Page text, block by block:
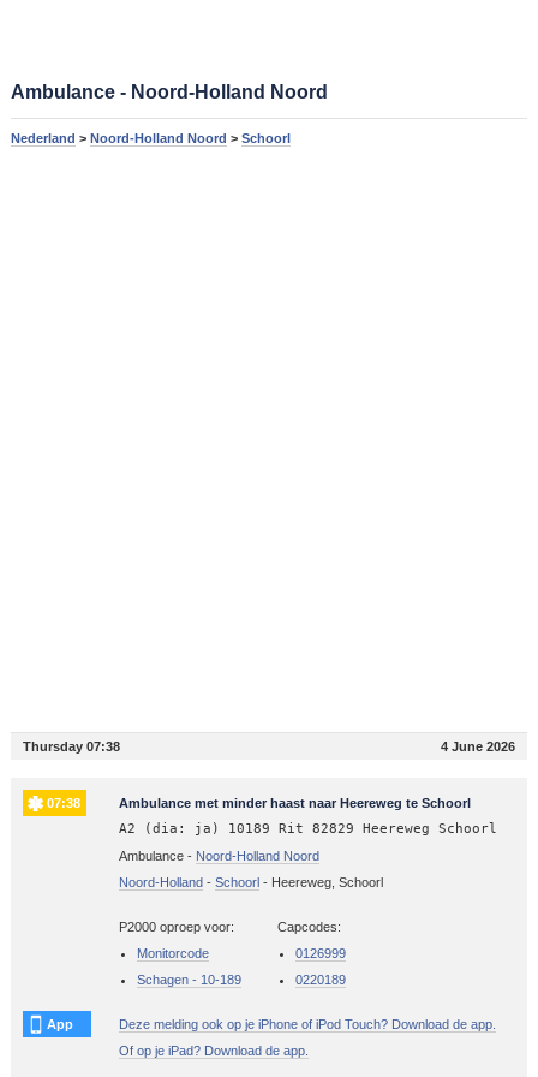
Ambulance - Noord-Holland Noord
Nederland > Noord-Holland Noord > Schoorl
Thursday 07:38 4 June 2026
07:38 Ambulance met minder haast naar Heereweg te Schoorl
A2 (dia: ja) 10189 Rit 82829 Heereweg Schoorl
Ambulance - Noord-Holland Noord
Noord-Holland- Schoorl- Heereweg, Schoorl
P2000 oproep voor:
Monitorcode
Schagen - 10-189
Capcodes:
0126999
0220189
App
Deze melding ook op je iPhone of iPod Touch? Download de app.
Of op je iPad? Download de app.